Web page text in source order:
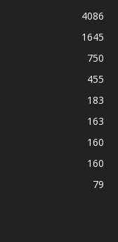
4086
1645
750
455
183
163
160
160
79